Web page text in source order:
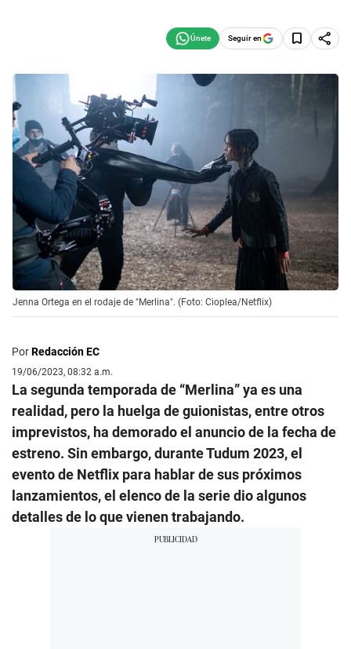
Seguir en
Jenna Ortega en el rodaje de "Merlina". (Foto: Cioplea/Netflix)
PorRedacción EC
19/06/2023, 08:32 a.m.
La segunda temporada de “Merlina” ya es una
realidad, pero la huelga de guionistas, entre otros
imprevistos, ha demorado el anuncio de la fecha de
estreno. Sin embargo, durante Tudum 2023, el
evento de Netflix para hablar de sus próximos
lanzamientos, el elenco de la serie dio algunos
detalles de lo que vienen trabajando.